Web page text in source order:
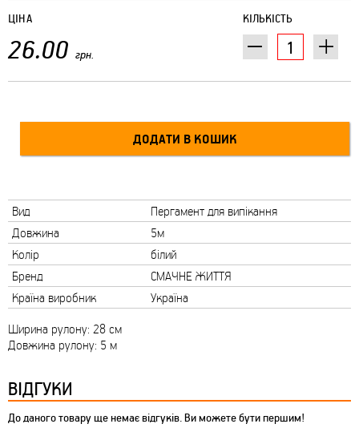
КІЛЬКІСТЬ
ЦІНА
26.00 грн.
Вид
Пергамент для випікання
Довжина
5м
Колір
білий
Бренд
СМАЧНЕ ЖИТТЯ
Країна виробник
Україна
Ширина рулону: 28 см
Довжина рулону: 5 м
ВІДГУКИ
До даного товару ще немає відгуків. Ви можете бути першим!